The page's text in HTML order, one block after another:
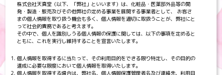
株式会社天真堂（以下、「弊社」といいます）は、化粧品・医薬部外品等の開
発・製造・販売及びその他弊社の定める事業を展開する事業者として、 お客さ
まの個人情報を取り扱う機会も多く、個人情報を適切に取扱うことが、弊社にと
って社会的責務であると考えます。
その中で、個人を識別しうる個人情報の保護に関しては、以下の事項を定めると
ともに、これを実行し維持することを宣言いたします。
個人情報を取得するに当たって、その利用目的をできる限り特定し、その目的の
達成に必要な限度において個人情報を取得いたします。
個人情報を取得する場合は、弊社名、個人情報保護管理者名及び連絡先、利用目